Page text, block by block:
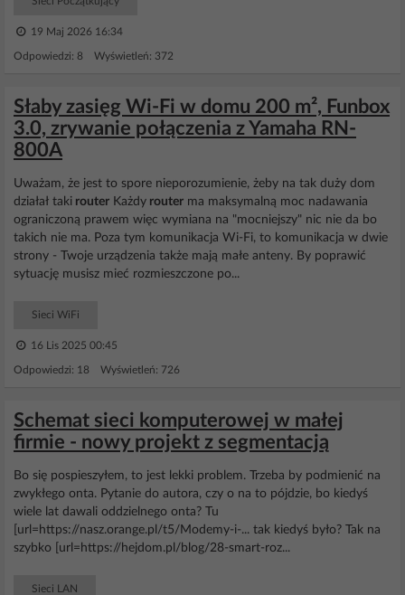
19 Maj 2026 16:34
Odpowiedzi: 8 Wyświetleń: 372
Słaby zasięg Wi-Fi w domu 200 m², Funbox
3.0, zrywanie połączenia z Yamaha RN-
800A
Uważam, że jest to spore nieporozumienie, żeby na tak duży dom
działał taki router Każdy router ma maksymalną moc nadawania
ograniczoną prawem więc wymiana na "mocniejszy" nic nie da bo
takich nie ma. Poza tym komunikacja Wi-Fi, to komunikacja w dwie
strony - Twoje urządzenia także mają małe anteny. By poprawić
sytuację musisz mieć rozmieszczone po...
Sieci WiFi
16 Lis 2025 00:45
Odpowiedzi: 18 Wyświetleń: 726
Schemat sieci komputerowej w małej
firmie - nowy projekt z segmentacją
Bo się pospieszyłem, to jest lekki problem. Trzeba by podmienić na
zwykłego onta. Pytanie do autora, czy o na to pójdzie, bo kiedyś
wiele lat dawali oddzielnego onta? Tu
[url=https://nasz.orange.pl/t5/Modemy-i-... tak kiedyś było? Tak na
szybko [url=https://hejdom.pl/blog/28-smart-roz...
Sieci LAN